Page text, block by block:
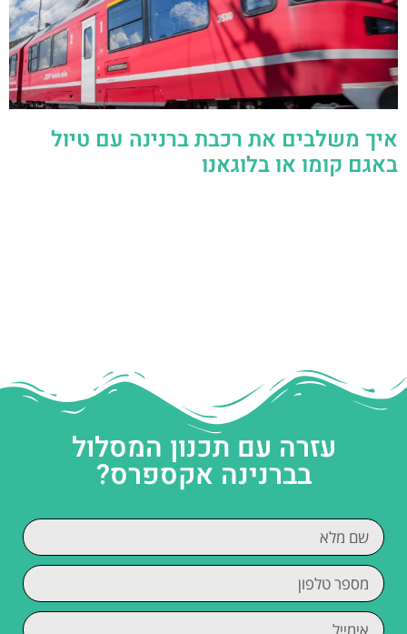
איך משלבים את רכבת ברנינה עם טיול
באגם קומו או בלוגאנו
עזרה עם תכנון המסלול
בברנינה אקספרס?